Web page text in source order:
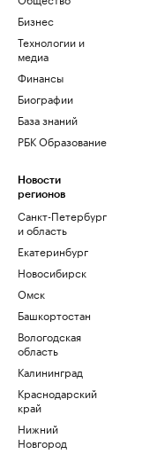
Бизнес
Технологии и
медиа
Финансы
Биографии
База знаний
РБК Образование
Новости
регионов
Санкт-Петербург
и область
Екатеринбург
Новосибирск
Омск
Башкортостан
Вологодская
область
Калининград
Краснодарский
край
Нижний
Новгород